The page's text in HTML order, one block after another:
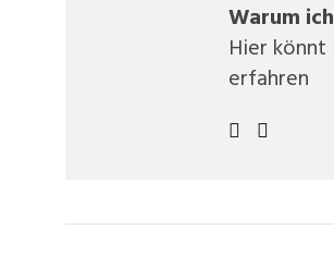
Warum
Hier könnt
erfahren